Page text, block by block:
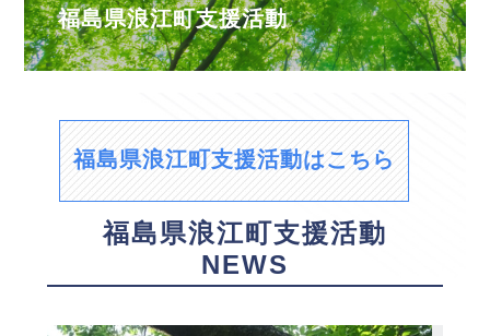
福島県浪江町支援活動
福島県浪江町支援活動はこちら
福島県浪江町支援活動
NEWS